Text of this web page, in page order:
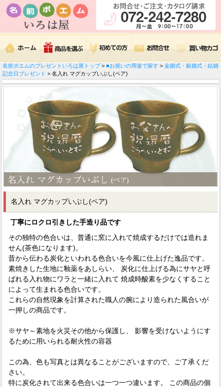
名前ポエムのプレゼントいろは屋トップ> ■お祝いの用途で探す > 金婚式・銀婚式・結婚
記念日プレゼント > 名入れ マグカップいぶし(ペア)
名入れ マグカップいぶし(ペア)
丁寧にロクロ引きした手造り品です
その独特の色合いは、普通に窯に入れて焼成するだけでは造れま
せん(茶色になります)。
昔から伝わる炭化といわれる色合いを今風に仕上げた逸品です。
素焼きした生地に釉薬をあしらい、 炭化に仕上げる為にサヤと呼
ばれる入れ物にワラと一緒に入れて 焼成時酸素を少なくすること
によって生まれる色合いです。
これらの自然現象を計算された職人の腕により造られた風合いが
一押しの商品です。
※サヤ～素地を火災その他から保護し、 影響を受けないようにす
るために用いられる耐火性の容器
この為、色も写真とは異なることがございますので、ご了承くだ
さい。
特に炭化されて出来る色合いは一つ一つ違います。 この商品の個